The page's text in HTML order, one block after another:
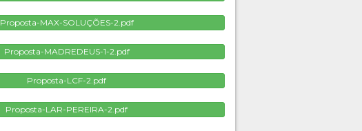
Proposta-MAX-SOLUÇÕES-2.pdf
Proposta-MADREDEUS-1-2.pdf
Proposta-LCF-2.pdf
Proposta-LAR-PEREIRA-2.pdf